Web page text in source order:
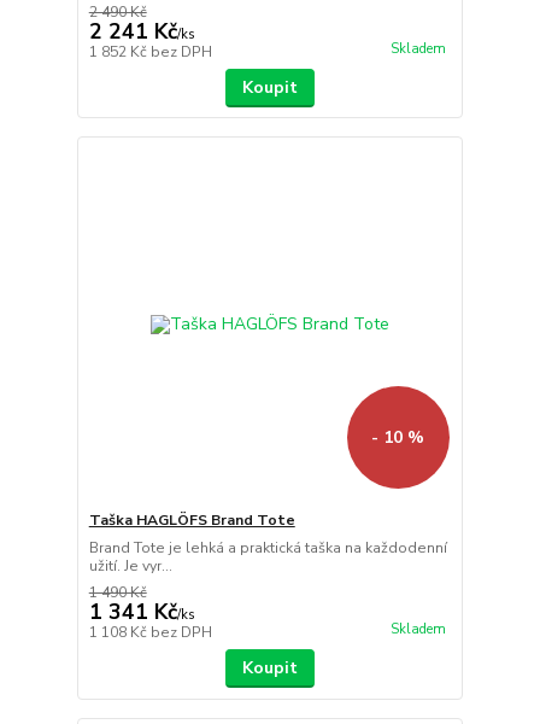
2 490 Kč
2 241 Kč/ks
1 852 Kč bez DPH Skladem
Koupit
- 10 %
Taška HAGLÖFS Brand Tote
Brand Tote je lehká a praktická taška na každodenní
užití. Je vyr...
1 490 Kč
1 341 Kč/ks
1 108 Kč bez DPH Skladem
Koupit